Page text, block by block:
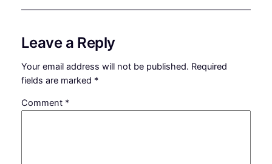
Leave a Reply
Your email address will not be published. Required
fields are marked *
Comment *